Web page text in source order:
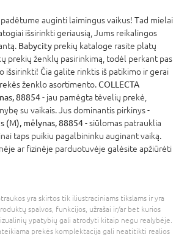
auginti laimingus vaikus! Tad mielai
išsirinkti geriausią, Jums reikalingos
Babycity prekių kataloge rasite platų
prekių ženklų pasirinkimą, todėl perkant pas
išsirinkti! Čia galite rinktis iš patikimo ir gerai
ženklo asortimento.COLLECTA
88854- jau pamėgta tėvelių prekė,
su vaikais. Jus dominantis pirkinys -
(M), mėlynas, 88854- siūlomas patrauklia
taps puikiu pagalbininku auginant vaiką.
ar fizinėje parduotuvėje galėsite apžiūrėti
yra skirtos tik iliustraciniams tikslams ir yra
spalvos, funkcijos, užrašai ir/ar bet kurios
ypatybių gali atrodyti kitaip negu realybėje.
prekės komplektacija gali neatitikti realios